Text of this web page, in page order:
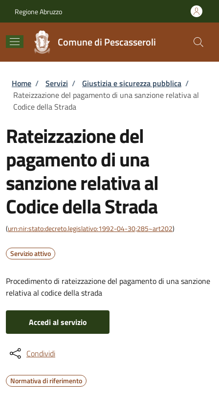
Regione Abruzzo
Comune di Pescasseroli
Briciole di pane
Home / Servizi / Giustizia e sicurezza pubblica /
Rateizzazione del pagamento di una sanzione relativa al
Codice della Strada
Rateizzazione del
pagamento di una
sanzione relativa al
Codice della Strada
(urn:nir:stato:decreto.legislativo:1992-04-30;285~art202)
Servizio attivo
Procedimento di rateizzazione del pagamento di una sanzione
relativa al codice della strada
Accedi al servizio
Condividi
Normativa di riferimento